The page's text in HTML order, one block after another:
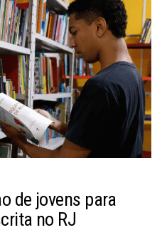
de jovens para
no RJ